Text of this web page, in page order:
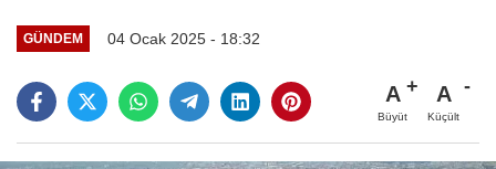
GÜNDEM 04 Ocak 2025 - 18:32
A
Büyüt
A
Küçült